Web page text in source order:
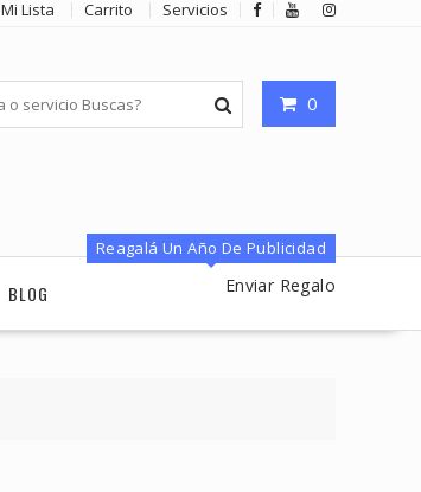
Mi Lista Carrito Servicios
0
BLOG
Reagalá Un Año De Publicidad
Enviar Regalo